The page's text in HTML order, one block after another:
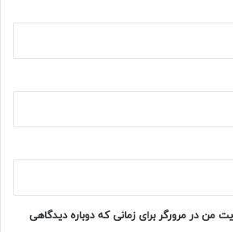
من در مرورگر برای زمانی که دوباره دیدگاهی